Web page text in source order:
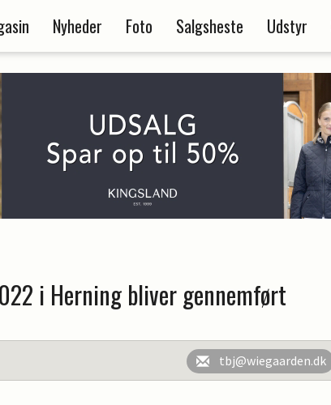
Nyheder Foto Salgsheste Udstyr
i Herning bliver gennemført
tbj@wiegaarden.dk